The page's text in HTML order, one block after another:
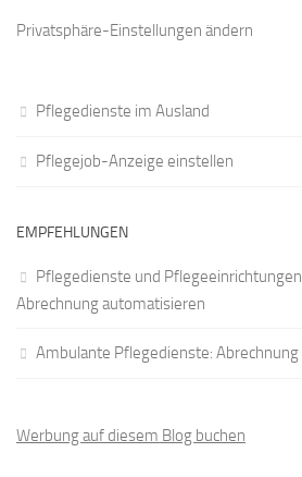
Privatsphäre-Einstellungen ändern
Pflegedienste im Ausland
Pflegejob-Anzeige einstellen
EMPFEHLUNGEN
Pflegedienste und
Abrechnung automatisieren
Ambulante Pflegedienste:
Werbung auf diesem Blog buchen